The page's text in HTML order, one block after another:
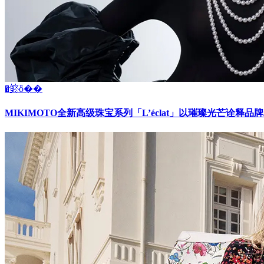
�鿴ȫ��
MIKIMOTO全新高级珠宝系列「L’éclat」以璀璨光芒诠释品